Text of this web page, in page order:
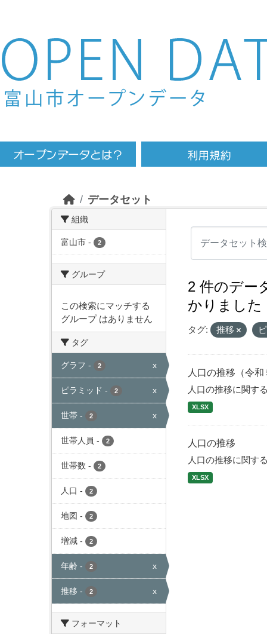
Skip to main content
データセット
組織
富山市 - 2
グループ
この検索にマッチする
グループ はありません
タグ
グラフ - 2 x
ピラミッド - 2 x
世帯 - 2 x
世帯人員 - 2
世帯数 - 2
人口 - 2
地図 - 2
増減 - 2
年齢 - 2 x
推移 - 2 x
フォーマット
2 件のデー
かりました
タグ: 推移
人口の推移（令和
人口の推移に関す
XLSX
人口の推移
人口の推移に関す
XLSX